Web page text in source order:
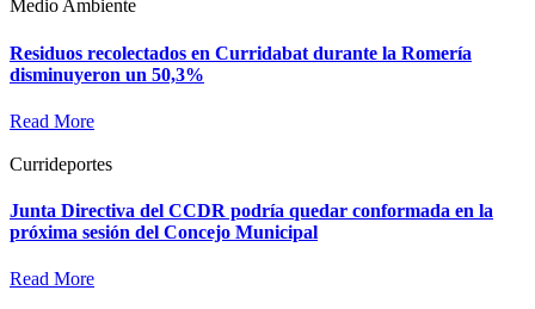
Medio Ambiente
Residuos recolectados en Curridabat durante la Romería
disminuyeron un 50,3%
Read More
Currideportes
Junta Directiva del CCDR podría quedar conformada en la
próxima sesión del Concejo Municipal
Read More